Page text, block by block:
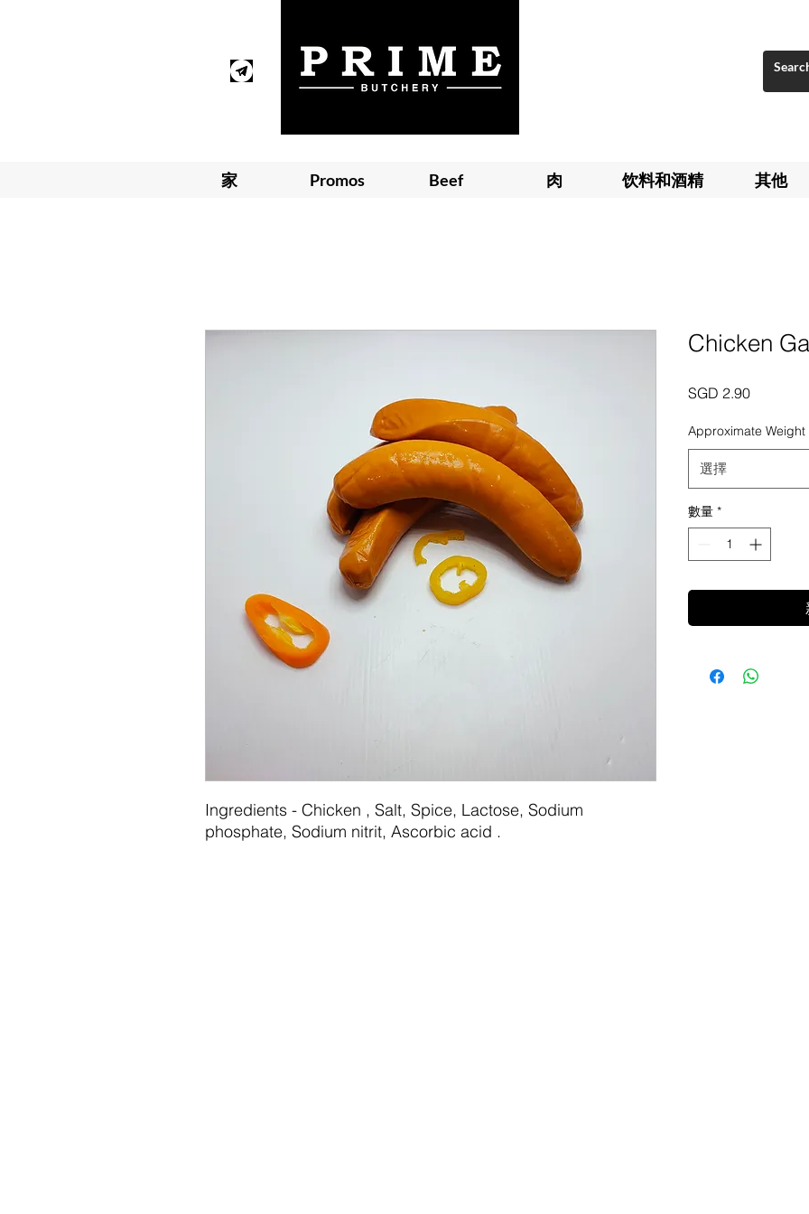
家 Promos Beef 肉 饮料和酒精 其他
Ingredients - Chicken , Salt, Spice, Lactose, Sodium
phosphate, Sodium nitrit, Ascorbic acid .
Chicken
SGD 2.90價
Approximate Weight
選擇
數量 *